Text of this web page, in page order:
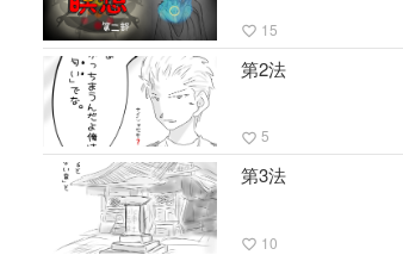
favorite_border 15
第2法
favorite_border 5
第3法
favorite_border 10